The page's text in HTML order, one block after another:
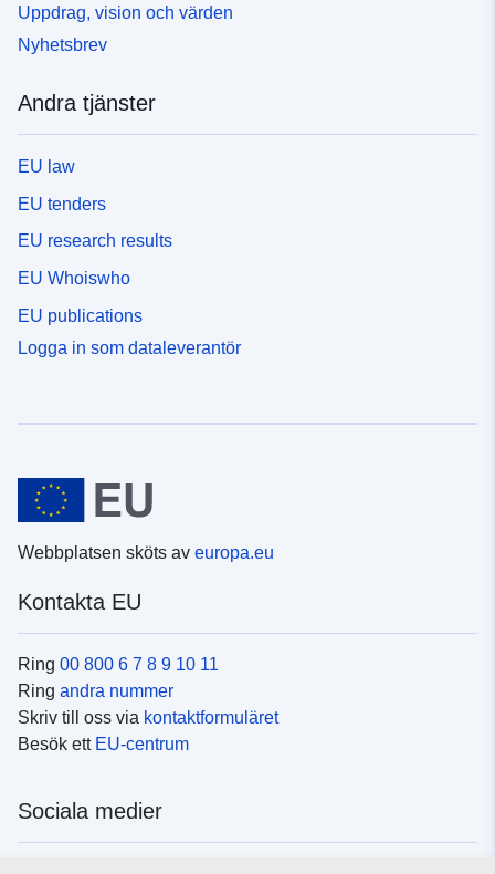
Uppdrag, vision och värden
Nyhetsbrev
Andra tjänster
EU law
EU tenders
EU research results
EU Whoiswho
EU publications
Logga in som dataleverantör
Webbplatsen sköts av europa.eu
Kontakta EU
Ring 00 800 6 7 8 9 10 11
Ring andra nummer
Skriv till oss via kontaktformuläret
Besök ett EU-centrum
Sociala medier